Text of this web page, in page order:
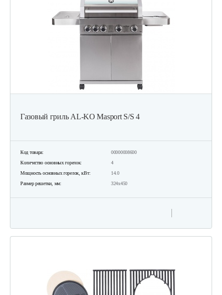
Газовый гриль AL-KO Masport S/S 4
Код товара:
00000008600
Количество основных горелок:
4
Мощность основных горелок, кВт:
14.0
Размер решетки, мм:
324х450